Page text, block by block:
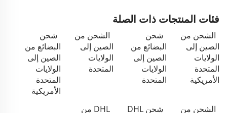
فئات المنتجات ذات الصلة
الشحن من
الصين إلى
الولايات
المتحدة
الأمريكية
شحن
البضائع من
الصين إلى
الولايات
المتحدة
الشحن من
الصين إلى
الولايات
المتحدة
شحن
البضائع من
الصين إلى
الولايات
المتحدة
الأمريكية
الشحن من
شحن DHL
DHL من